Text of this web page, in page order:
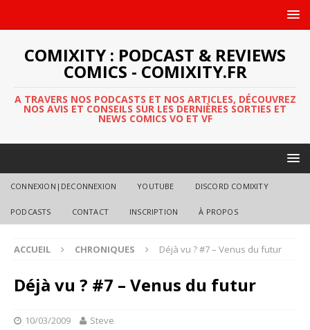
COMIXITY : PODCAST & REVIEWS
COMICS - COMIXITY.FR
A TRAVERS NOS PODCASTS ET NOS ARTICLES, DÉCOUVREZ
NOS AVIS ET CONSEILS SUR LES DERNIÈRES SORTIES ET
NEWS COMICS VO ET VF
CONNEXION|DECONNEXION YOUTUBE DISCORD COMIXITY
PODCASTS CONTACT INSCRIPTION À PROPOS
ACCUEIL CHRONIQUES Déjà vu ? #7 – Venus du futur
Déjà vu ? #7 – Venus du futur
10/03/2009 Steve